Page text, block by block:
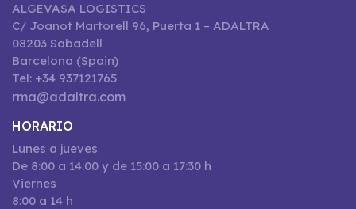
ALGEVASA LOGISTICS
C/ Joanot Martorell 96, Puerta 1 – ADALTRA
08203 Sabadell
Barcelona (Spain)
Tel: +34 937121765
rma@adaltra.com
HORARIO
Lunes a jueves
De 8:00 a 14:00 y de 15:00 a 17:30 h
Viernes
8:00 a 14 h